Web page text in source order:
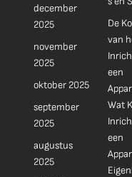
december
2025
november
2025
oktober 2025
september
2025
augustus
2025
De
van
een
Wat
een